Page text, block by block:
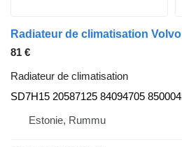
81 €
Radiateur de climatisation
SD7H15 20587125 84094705
Estonie, Rummu